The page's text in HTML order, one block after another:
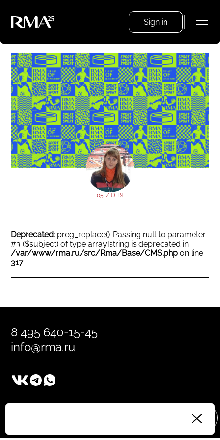
Sign in
05 ИЮНЯ
Deprecated: preg_replace(): Passing null to parameter
#3 ($subject) of type array|string is deprecated in
/var/www/rma.ru/src/Rma/Base/CMS.php on line
317
8 495 640-15-45
info@rma.ru